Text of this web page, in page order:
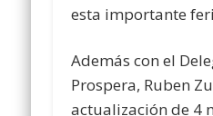
esta importante
Además con el
Prospera, Ruben
actualización de 4